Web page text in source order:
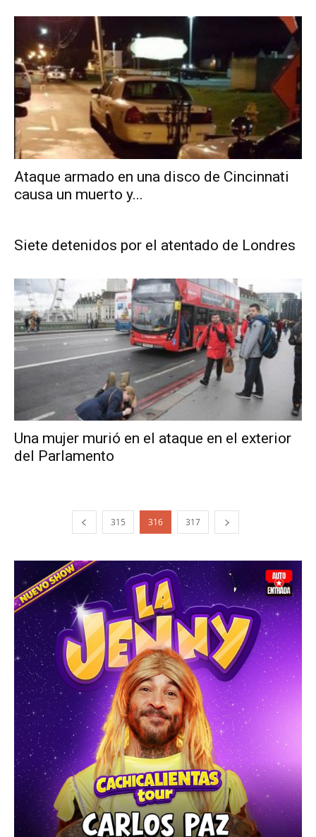
Ataque armado en una disco de Cincinnati
causa un muerto y...
Siete detenidos por el atentado de Londres
Una mujer murió en el ataque en el exterior
del Parlamento
315 316 317